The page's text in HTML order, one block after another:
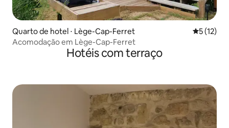
Quarto de hotel ⋅ Lège-Cap-Ferret 5 de uma
5 (12)
Acomodação em Lège-Cap-Ferret
Hotéis com terraço